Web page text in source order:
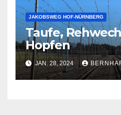
JAKOBSWEG HOF-NÜRNBERG
Taufe,
Hopfen
JAN. 28, 2024